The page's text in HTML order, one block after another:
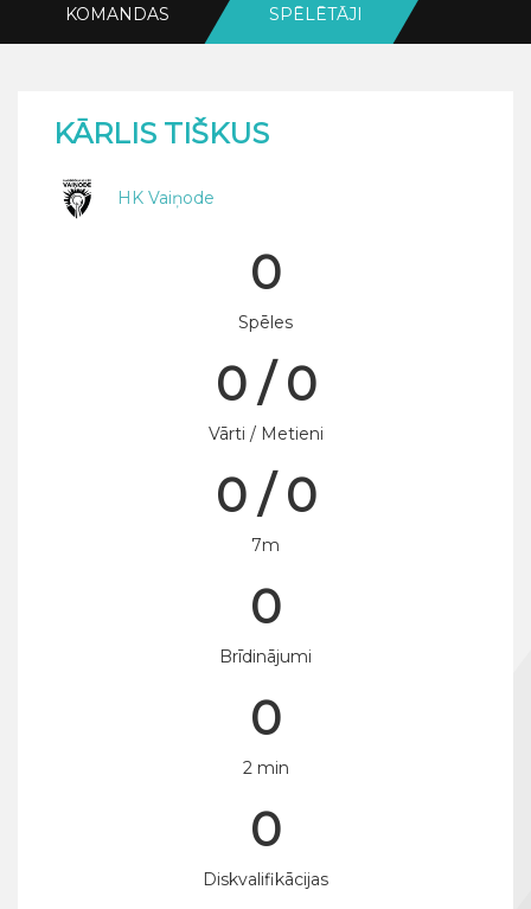
KOMANDAS SPĒLĒTĀJI
KĀRLIS TIŠKUS
HK Vaiņode
0
Spēles
0 / 0
Vārti / Metieni
0 / 0
7m
0
Brīdinājumi
0
2 min
0
Diskvalifikācijas